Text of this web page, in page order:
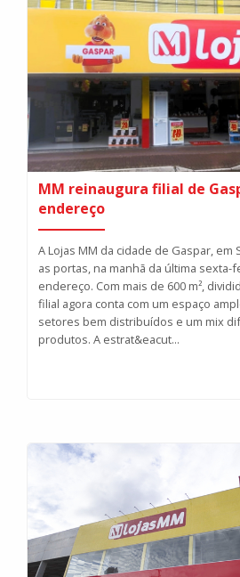
MM reinaugura filial de
endereço
A Lojas MM da cidade de Gaspar, em
as portas, na manhã da última sexta-
endereço. Com mais de 600 m²,
filial agora conta com um espaço
setores bem distribuídos e um mix
produtos. A estrat&eacut...